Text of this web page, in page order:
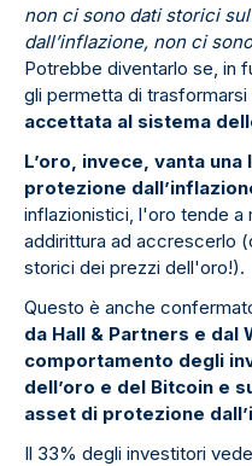
non ci sono dati storici
dall’inflazione, non ci
Potrebbe diventarlo se, in
gli permetta di trasformarsi
accettata al sistema
L’oro, invece, vanta
protezione
inflazionistici, l'oro tende a
addirittura ad accrescerlo
storici dei prezzi dell'oro!).
Questo è anche
da Hall & Partners e dal
comportamento degli
dell’oro e del Bitcoin e
asset di protezione
Il 33% degli investitori